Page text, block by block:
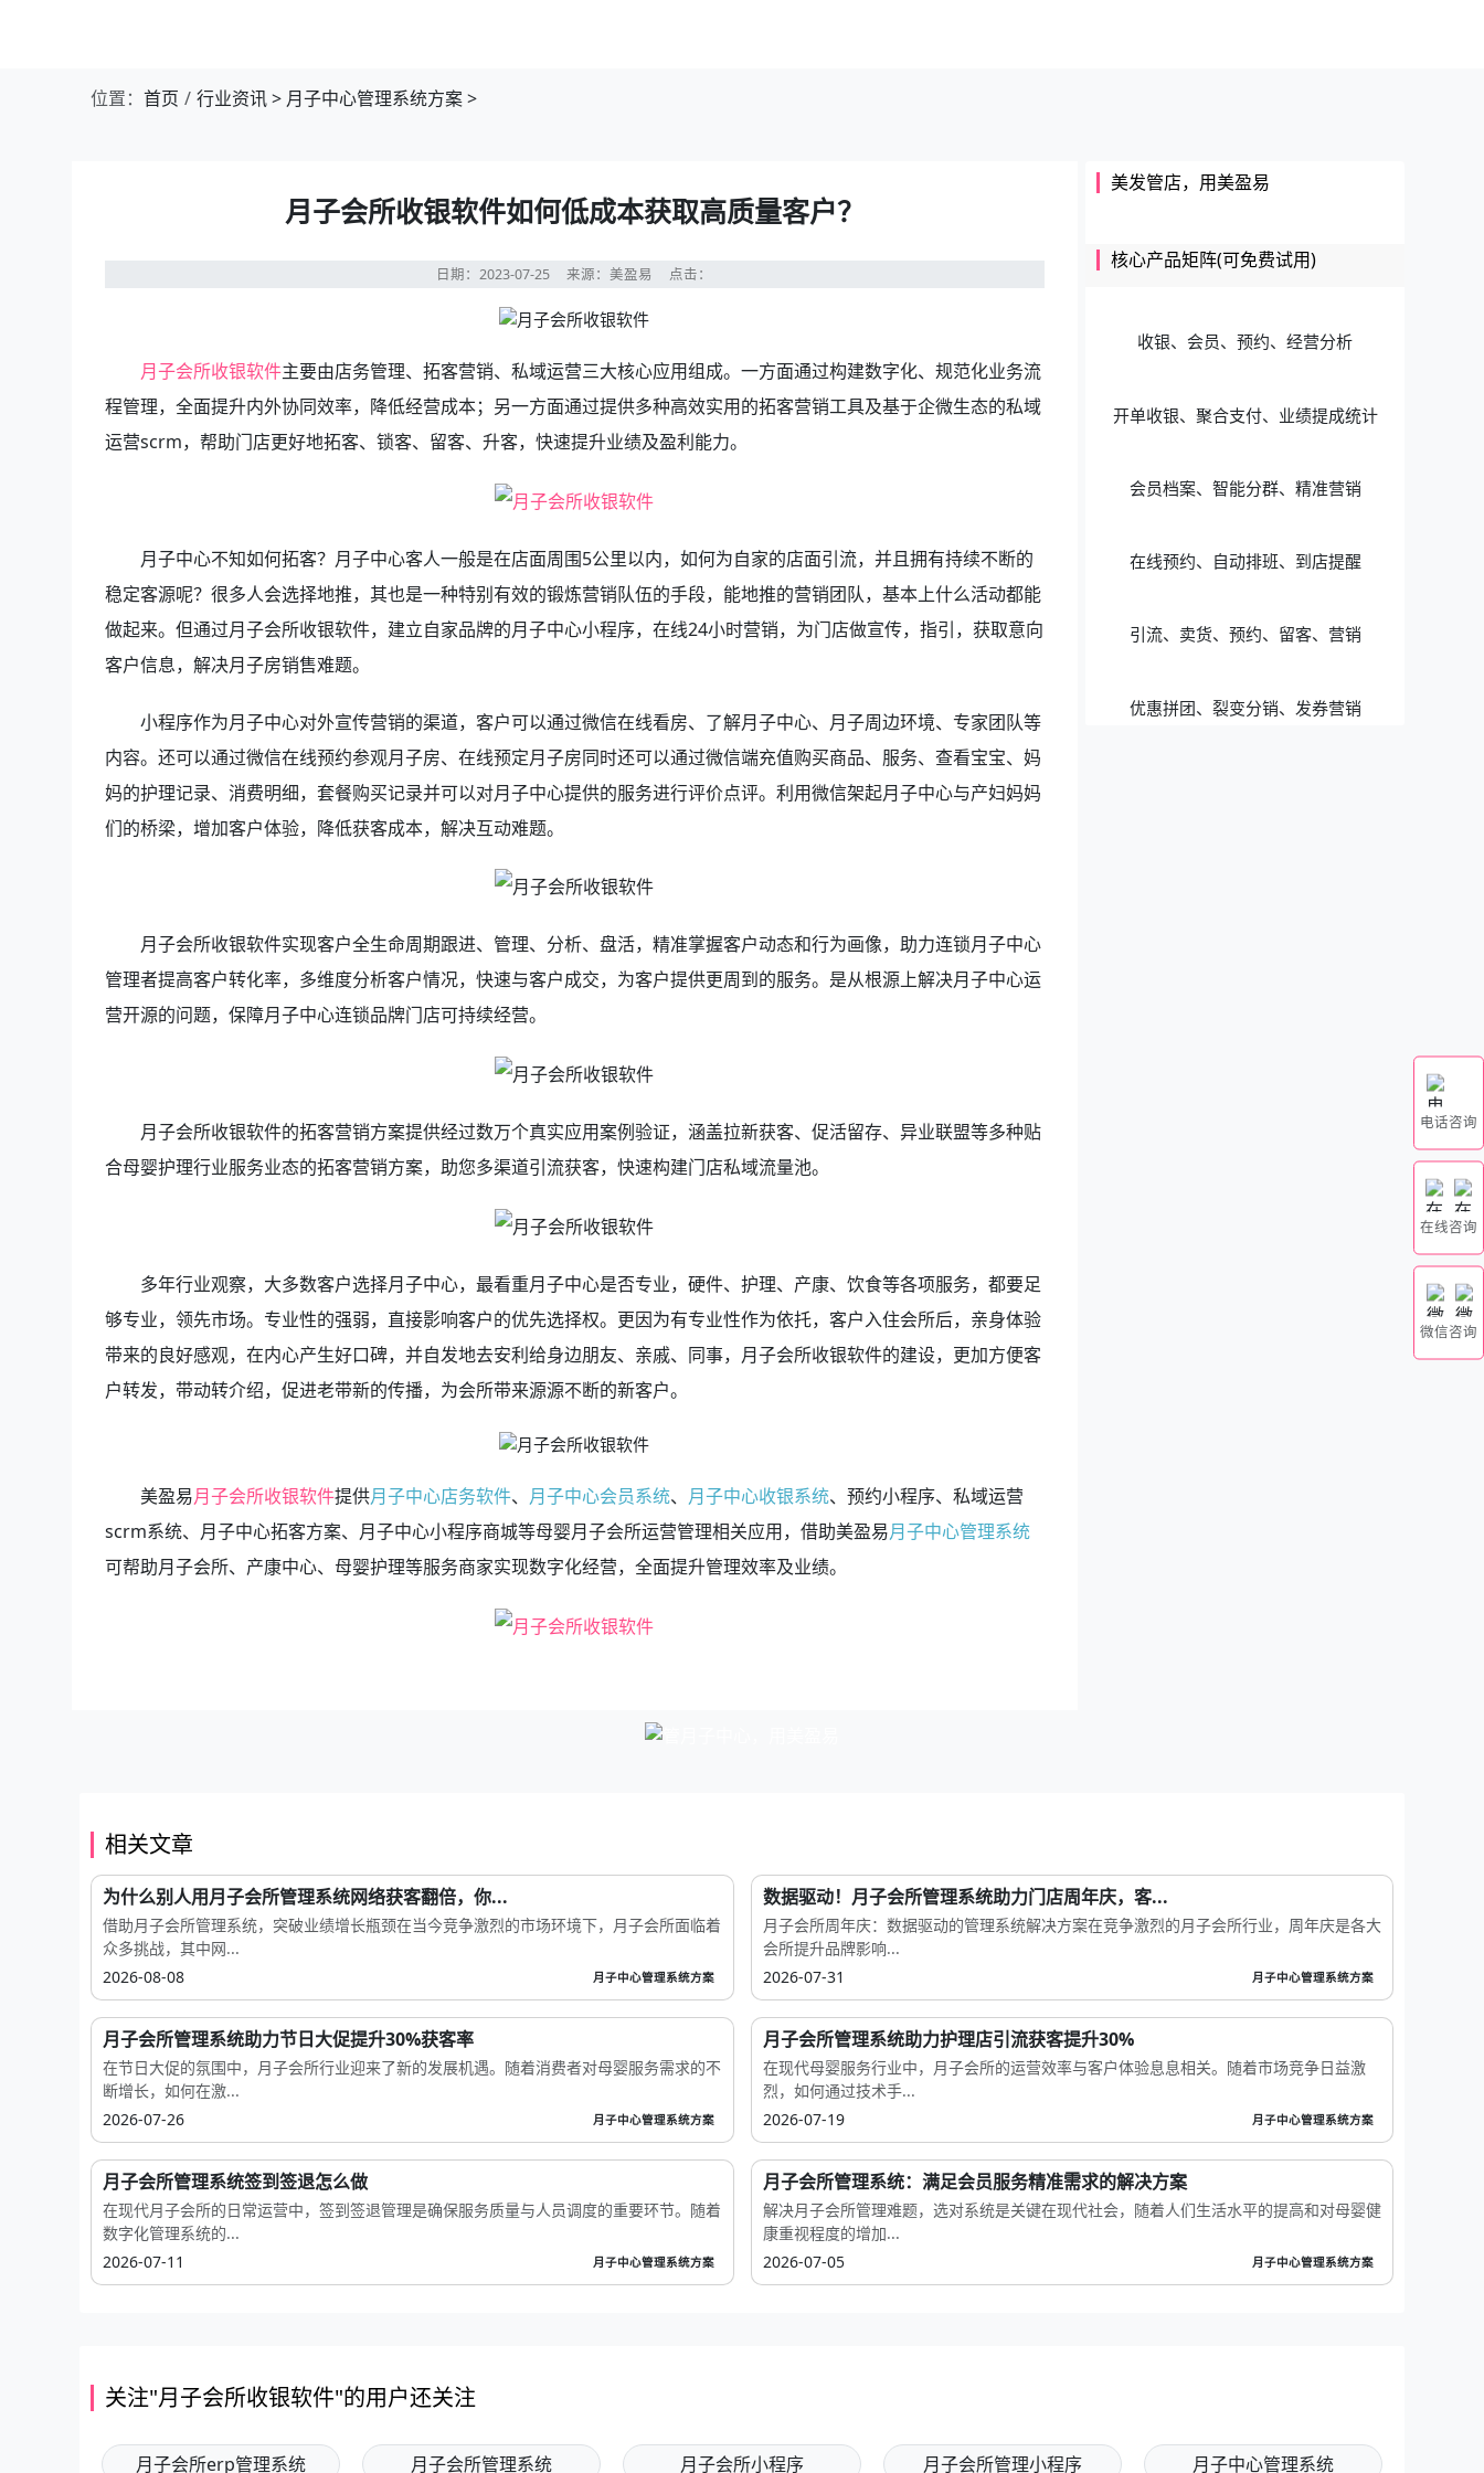
位置： 首页 行业资讯> 月子中心管理系统方案>
月子会所收银软件如何低成本获取高质量客户？
日期：2023-07-25来源：美盈易 点击：
月子会所收银软件主要由店务管理、拓客营销、私域运营三大核心应用组成。一方面通过构建数字化、规范化业务流
程管理，全面提升内外协同效率，降低经营成本；另一方面通过提供多种高效实用的拓客营销工具及基于企微生态的私域
运营scrm，帮助门店更好地拓客、锁客、留客、升客，快速提升业绩及盈利能力。
月子中心不知如何拓客？月子中心客人一般是在店面周围5公里以内，如何为自家的店面引流，并且拥有持续不断的
稳定客源呢？很多人会选择地推，其也是一种特别有效的锻炼营销队伍的手段，能地推的营销团队，基本上什么活动都能
做起来。但通过月子会所收银软件，建立自家品牌的月子中心小程序，在线24小时营销，为门店做宣传，指引，获取意向
客户信息，解决月子房销售难题。
小程序作为月子中心对外宣传营销的渠道，客户可以通过微信在线看房、了解月子中心、月子周边环境、专家团队等
内容。还可以通过微信在线预约参观月子房、在线预定月子房同时还可以通过微信端充值购买商品、服务、查看宝宝、妈
妈的护理记录、消费明细，套餐购买记录并可以对月子中心提供的服务进行评价点评。利用微信架起月子中心与产妇妈妈
们的桥梁，增加客户体验，降低获客成本，解决互动难题。
月子会所收银软件实现客户全生命周期跟进、管理、分析、盘活，精准掌握客户动态和行为画像，助力连锁月子中心
管理者提高客户转化率，多维度分析客户情况，快速与客户成交，为客户提供更周到的服务。是从根源上解决月子中心运
营开源的问题，保障月子中心连锁品牌门店可持续经营。
月子会所收银软件的拓客营销方案提供经过数万个真实应用案例验证，涵盖拉新获客、促活留存、异业联盟等多种贴
合母婴护理行业服务业态的拓客营销方案，助您多渠道引流获客，快速构建门店私域流量池。
多年行业观察，大多数客户选择月子中心，最看重月子中心是否专业，硬件、护理、产康、饮食等各项服务，都要足
够专业，领先市场。专业性的强弱，直接影响客户的优先选择权。更因为有专业性作为依托，客户入住会所后，亲身体验
带来的良好感观，在内心产生好口碑，并自发地去安利给身边朋友、亲戚、同事，月子会所收银软件的建设，更加方便客
户转发，带动转介绍，促进老带新的传播，为会所带来源源不断的新客户。
美盈易月子会所收银软件提供月子中心店务软件、 月子中心会员系统、 月子中心收银系统、预约小程序、私域运营
scrm系统、月子中心拓客方案、月子中心小程序商城等母婴月子会所运营管理相关应用，借助美盈易月子中心管理系统
可帮助月子会所、产康中心、母婴护理等服务商家实现数字化经营，全面提升管理效率及业绩。
美发管店，用美盈易
核心产品矩阵(可免费试用)
收银、会员、预约、经营分析
开单收银、聚合支付、业绩提成统计
会员档案、智能分群、精准营销
在线预约、自动排班、到店提醒
引流、卖货、预约、留客、营销
优惠拼团、裂变分销、发券营销
相关文章
为什么别人用月子会所管理系统网络获客翻倍，你...
借助月子会所管理系统，突破业绩增长瓶颈在当今竞争激烈的市场环境下，月子会所面临着
众多挑战，其中网...
2026-08-08
月子中心管理系统方案
数据驱动！月子会所管理系统助力门店周年庆，客...
月子会所周年庆：数据驱动的管理系统解决方案在竞争激烈的月子会所行业，周年庆是各大
会所提升品牌影响...
2026-07-31
月子中心管理系统方案
月子会所管理系统助力节日大促提升30%获客率
在节日大促的氛围中，月子会所行业迎来了新的发展机遇。随着消费者对母婴服务需求的不
断增长，如何在激...
2026-07-26
月子中心管理系统方案
月子会所管理系统助力护理店引流获客提升30%
在现代母婴服务行业中，月子会所的运营效率与客户体验息息相关。随着市场竞争日益激
烈，如何通过技术手...
2026-07-19
月子中心管理系统方案
月子会所管理系统签到签退怎么做
在现代月子会所的日常运营中，签到签退管理是确保服务质量与人员调度的重要环节。随着
数字化管理系统的...
2026-07-11
月子中心管理系统方案
月子会所管理系统：满足会员服务精准需求的解决方案
解决月子会所管理难题，选对系统是关键在现代社会，随着人们生活水平的提高和对母婴健
康重视程度的增加...
2026-07-05
月子中心管理系统方案
关注"月子会所收银软件"的用户还关注
月子会所erp管理系统 月子会所管理系统 月子会所小程序 月子会所管理小程序 月子中心管理系统
电话咨询
在线咨询
微信咨询